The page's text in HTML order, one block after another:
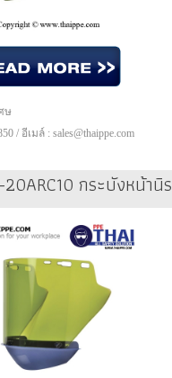
ษ
/ อีเมล์ : sales@thaippe.com
20ARC10 กระบังหน้า